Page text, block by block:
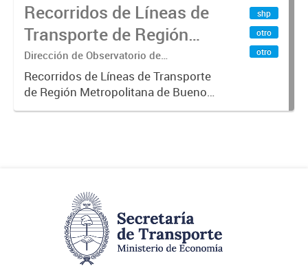
Recorridos de Líneas de
Transporte de Región
Metropolitana de
Buenos Aires (RMBA)
Dirección de Observatorio de
Transporte, Estudio y Sistemas
Recorridos de Líneas de Transporte
de Región Metropolitana de Buenos
Aires (RMBA).-
shp
otro
otro